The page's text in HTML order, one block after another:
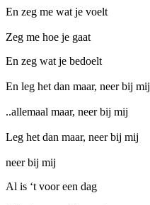
En zeg me wat je voelt
Zeg me hoe je gaat
En zeg wat je bedoelt
En leg het dan maar, neer bij mij
..allemaal maar, neer bij mij
Leg het dan maar, neer bij mij
neer bij mij
Al is ‘t voor een dag